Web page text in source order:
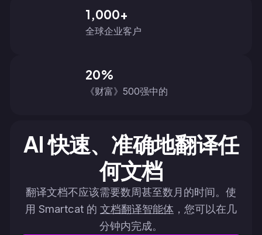
1,000+
全球企业客户
20%
《财富》500强中的
AI 快速、准确地翻译任
何文档
翻译文档不应该需要数周甚至数月的时间。使
用 Smartcat 的 文档翻译智能体 ，您可以在几
分钟内完成。